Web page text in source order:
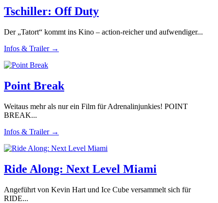
Tschiller: Off Duty
Der „Tatort“ kommt ins Kino – action-reicher und aufwendiger...
Infos & Trailer →
Point Break
Weitaus mehr als nur ein Film für Adrenalinjunkies! POINT
BREAK...
Infos & Trailer →
Ride Along: Next Level Miami
Angeführt von Kevin Hart und Ice Cube versammelt sich für
RIDE...